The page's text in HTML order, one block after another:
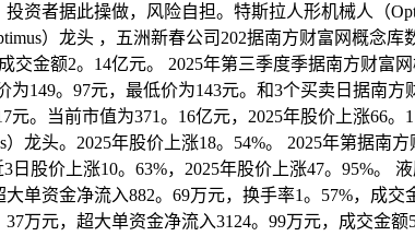
资者据此操做，风险自担。特斯拉人形机械人（
）龙头 ，五洲新春公司202据南方财富网概念
交金额2。14亿元。 2025年第三季度季据南方财富
149。97元，最低价为143元。和3个买卖日据南
。当前市值为371。16亿元，2025年股价上涨66
）龙头。2025年股价上涨18。54%。 2025年第据
日股价上涨10。63%，2025年股价上涨47。95%
单资金净流入882。69万元，换手率1。57%，成
万元，超大单资金净流入3124。99万元，成交金